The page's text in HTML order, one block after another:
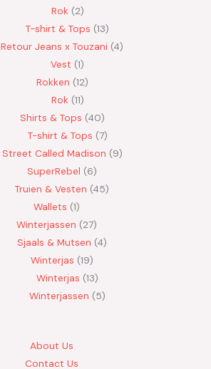
Rok 2
T-shirt & Tops 13
Retour Jeans x Touzani 4
Vest 1
Rokken 12
Rok 11
Shirts & Tops 40
T-shirt & Tops 7
Street Called Madison 9
SuperRebel
6
Truien & Vesten 45
Wallets 1
Winterjassen
27
Sjaals & Mutsen 4
Winterjas 19
Winterjas 13
Winterjassen
5
About Us
Contact Us